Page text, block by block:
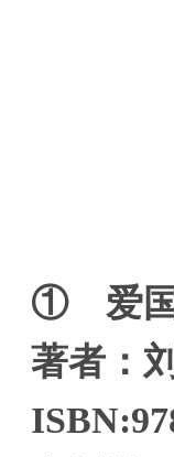
① 爱国
著者：